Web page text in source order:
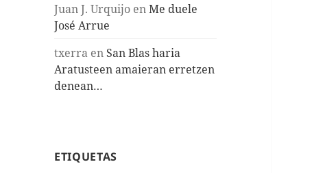
Juan J. Urquijo enMe duele
José Arrue
txerra en San Blas haria
Aratusteen amaieran erretzen
denean…
ETIQUETAS